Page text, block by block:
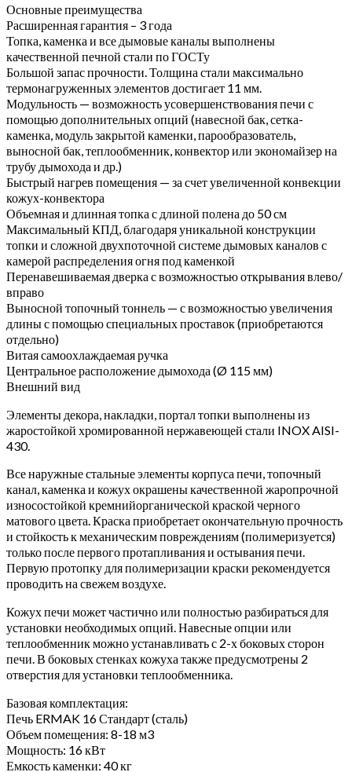
Основные преимущества
Расширенная гарантия – 3 года
Топка, каменка и все дымовые каналы выполнены
качественной печной стали по ГОСТу
Большой запас прочности. Толщина стали максимально
термонагруженных элементов достигает 11 мм.
Модульность — возможность усовершенствования печи с
помощью дополнительных опций (навесной бак, сетка-
каменка, модуль закрытой каменки, парообразователь,
выносной бак, теплообменник, конвектор или экономайзер на
трубу дымохода и др.)
Быстрый нагрев помещения — за счет увеличенной конвекции
кожух-конвектора
Объемная и длинная топка с длиной полена до 50 см
Максимальный КПД, благодаря уникальной конструкции
топки и сложной двухпоточной системе дымовых каналов с
камерой распределения огня под каменкой
Перенавешиваемая дверка с возможностью открывания влево/
вправо
Выносной топочный тоннель — с возможностью увеличения
длины с помощью специальных проставок (приобретаются
отдельно)
Витая самоохлаждаемая ручка
Центральное расположение дымохода (Ø 115 мм)
Внешний вид
Элементы декора, накладки, портал топки выполнены из
жаростойкой хромированной нержавеющей стали INOX AISI-
430.
Все наружные стальные элементы корпуса печи, топочный
канал, каменка и кожух окрашены качественной жаропрочной
износостойкой кремнийорганической краской черного
матового цвета. Краска приобретает окончательную прочность
и стойкость к механическим повреждениям (полимеризуется)
только после первого протапливания и остывания печи.
Первую протопку для полимеризации краски рекомендуется
проводить на свежем воздухе.
Кожух печи может частично или полностью разбираться для
установки необходимых опций. Навесные опции или
теплообменник можно устанавливать с 2-х боковых сторон
печи. В боковых стенках кожуха также предусмотрены 2
отверстия для установки теплообменника.
Базовая комплектация:
Печь ERMAK 16 Стандарт (сталь)
Объем помещения: 8-18 м3
Мощность: 16 кВт
Емкость каменки: 40 кг